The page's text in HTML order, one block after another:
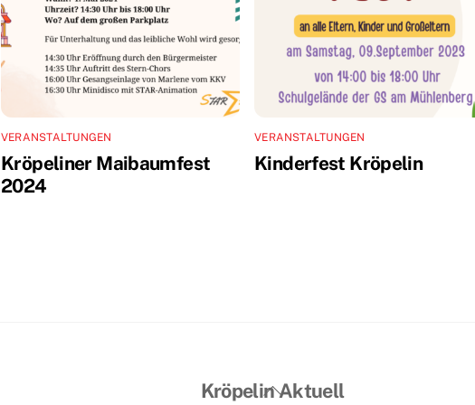
VERANSTALTUNGEN
Kröpeliner Maibaumfest
2024
VERANSTALTUNGEN
Kinderfest Kröpelin
Back
Kröpelin Aktuell